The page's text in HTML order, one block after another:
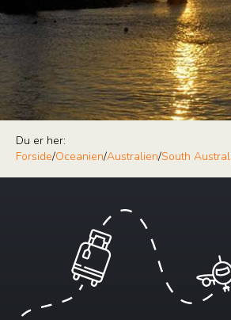
Du er her:
Forside/Oceanien/Australien/South